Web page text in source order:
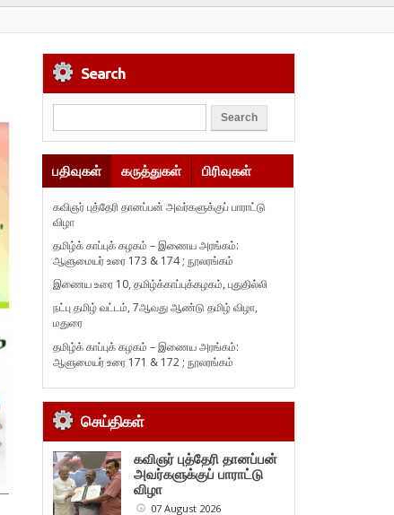
Search
பதிவுகள் கருத்துகள் பிரிவுகள்
கவிஞர் புத்தேரி தானப்பன் அவர்களுக்குப் பாராட்டு
விழா
தமிழ்க் காப்புக் கழகம் – இணைய அரங்கம்:
ஆளுமையர் உரை 173 & 174 ; நூலரங்கம்
இணைய உரை 10, தமிழ்க்காப்புக்கழகம், புதுதில்லி
நட்பு தமிழ் வட்டம், 7ஆவது ஆண்டு தமிழ் விழா,
மதுரை
தமிழ்க் காப்புக் கழகம் – இணைய அரங்கம்:
ஆளுமையர் உரை 171 & 172 ; நூலரங்கம்
செய்திகள்
கவிஞர் புத்தேரி தானப்பன்
அவர்களுக்குப் பாராட்டு
விழா
07 August 2026